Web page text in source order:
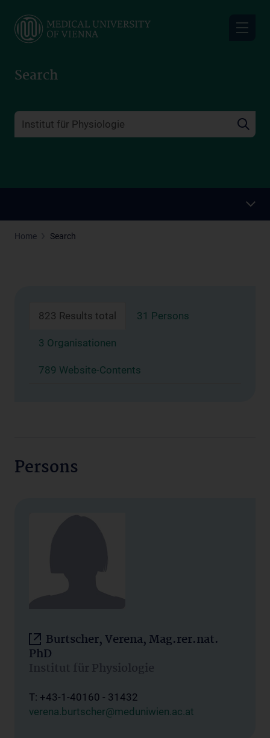
main
Search
Home Search
823 Results total 31 Persons
3 Organisationen
789 Website-Contents
Persons
Burtscher, Verena, Mag.rer.nat.
PhD
Institut für Physiologie
T: +43-1-40160 - 31432
verena.burtscher@meduniwien.ac.at